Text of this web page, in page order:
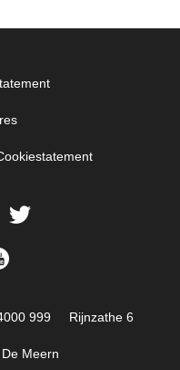
999 Rijnzathe 6
Meern